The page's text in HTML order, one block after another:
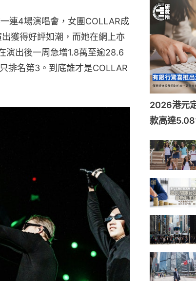
連4場演唱會，女團COLLAR成
獲得好評如潮，而她在網上亦
演出後一周急增1.8萬至逾28.6
排名第3。到底誰才是COLLAR
2026港元
款高達